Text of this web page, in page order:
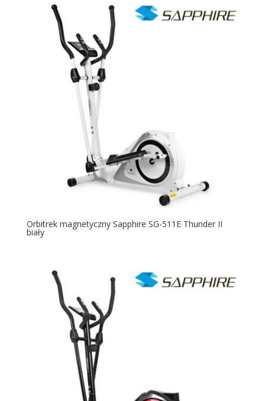
Orbitrek magnetyczny Sapphire SG-511E Thunder II
biały